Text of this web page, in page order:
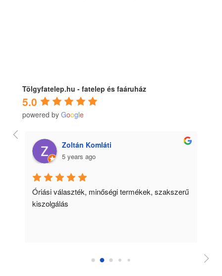
Tölgyfatelep.hu - fatelep és faáruház
5.0
powered by Google
Zoltán Komláti
5 years ago
Óriási választék, minőségi termékek, szakszerű
kiszolgálás